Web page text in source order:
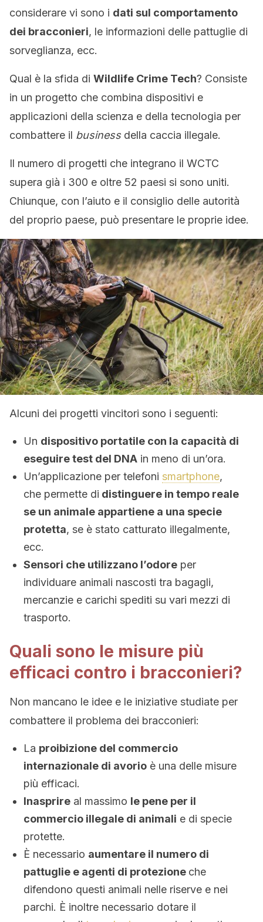
considerare vi sono i dati sul comportamento
dei bracconieri, le informazioni delle pattuglie di
sorveglianza, ecc.
Qual è la sfida di Wildlife Crime Tech? Consiste
in un progetto che combina dispositivi e
applicazioni della scienza e della tecnologia per
combattere il businessdella caccia illegale.
Il numero di progetti che integrano il WCTC
supera già i 300 e oltre 52 paesi si sono uniti.
Chiunque, con l’aiuto e il consiglio delle autorità
del proprio paese, può presentare le proprie idee.
Alcuni dei progetti vincitori sono i seguenti:
Un dispositivo portatile con la capacità di
eseguire test del DNA in meno di un’ora.
Un’applicazione per telefoni smartphone,
che permette di distinguere in tempo reale
se un animale appartiene a una specie
protetta, se è stato catturato illegalmente,
ecc.
Sensori che utilizzano l’odore per
individuare animali nascosti tra bagagli,
mercanzie e carichi spediti su vari mezzi di
trasporto.
Quali sono le misure più
efficaci contro i bracconieri?
Non mancano le idee e le iniziative studiate per
combattere il problema dei bracconieri:
La proibizione del commercio
internazionale di avorio è una delle misure
più efficaci.
Inasprire al massimo le pene per il
commercio illegale di animali e di specie
protette.
È necessario aumentare il numero di
pattuglie e agenti di protezione che
difendono questi animali nelle riserve e nei
parchi. È inoltre necessario dotare il